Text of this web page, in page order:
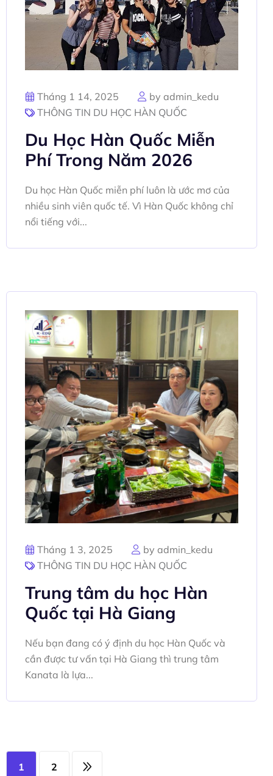
Tháng 1 14, 2025
by admin_kedu
THÔNG TIN DU HỌC HÀN QUỐC
Du Học Hàn Quốc Miễn
Phí Trong Năm 2026
Du học Hàn Quốc miễn phí luôn là ước mơ của
nhiều sinh viên quốc tế. Vì Hàn Quốc không chỉ
nổi tiếng với...
Tháng 1 3, 2025
by admin_kedu
THÔNG TIN DU HỌC HÀN QUỐC
Trung tâm du học Hàn
Quốc tại Hà Giang
Nếu bạn đang có ý định du học Hàn Quốc và
cần được tư vấn tại Hà Giang thì trung tâm
Kanata là lựa...
1 2